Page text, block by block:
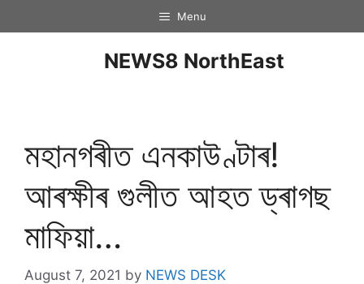
Menu
NEWS8 NorthEast
মহানগৰীত এনকাউণ্টাৰ!
আৰক্ষীৰ গুলীত আহত ড্ৰাগছ
মাফিয়া…
August 7, 2021 by NEWS DESK